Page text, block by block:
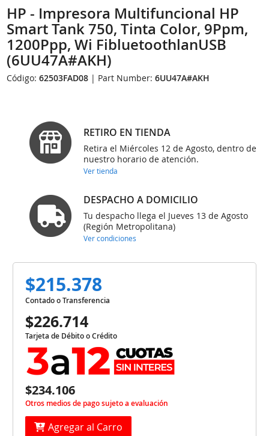
HP - Impresora Multifuncional HP
Smart Tank 750, Tinta Color, 9Ppm,
1200Ppp, Wi FibluetoothlanUSB
(6UU47A#AKH)
Código:62503FAD08 | Part Number:6UU47A#AKH
RETIRO EN TIENDA
Retira el Miércoles 12 de Agosto, dentro de
nuestro horario de atención.
Ver tienda
DESPACHO A DOMICILIO
Tu despacho llega el Jueves 13 de Agosto
(Región Metropolitana)
Ver condiciones
$215.378
Contado o Transferencia
$226.714
Tarjeta de Débito o Crédito
$234.106
Otros medios de pago sujeto a evaluación
Agregar al Carro